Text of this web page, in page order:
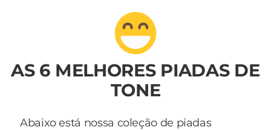
AS 6 MELHORES PIADAS DE
TONE
Abaixo está nossa coleção de piadas